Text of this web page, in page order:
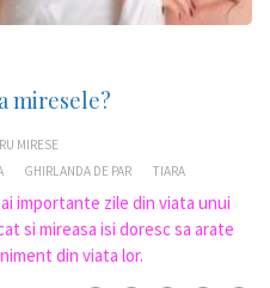
miresele?
MIRESE
GHIRLANDA DE PAR TIARA
importante zile din viata unui
si mireasa isi doresc sa arate
din viata lor.